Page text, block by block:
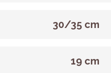
30/35 cm
19 cm